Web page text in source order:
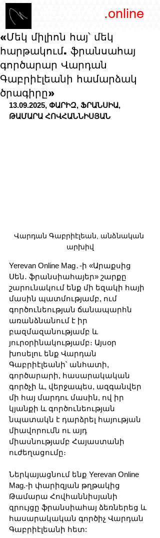
.online
«Մեկ միլիոն հայ՝ մեկ
հարթակում. ֆրանսահայ
գործարար Վարդան
Գաբրիէլեանի համարձակ
ծրագիրը»
13.09.2025, ՓԱՐԻԶ, ՖՐԱՆՍԻԱ,
ԹԱՄԱՐԱ ՀՈՎՀԱՆՆԻՍՅԱՆ
Վարդան Գաբրիէլեան, անձնական
արխիվ
Yerevan Online Mag․-ի «Արաքսից
Սեն․ ֆրանսիահայեր» շարքը
շարունակում ենք մի եզակի հայի
մասին պատմությամբ, ում
գործունեության ճանապարհն
առանձնանում է իր
բազմազանությամբ և
յուրօրինակությամբ։ Այսօր
խոսելու ենք Վարդան
Գաբրիէլեանի՝ անհատի,
գործարարի, հասարակական
գործչի և, վերջապես, ազգանվեր
մի հայ մարդու մասին, ով իր
կյանքի և գործունեության
նպատակն է դարձրել հայության
միավորումն ու այդ
միասնությամբ Հայաստանի
ուժեղացումը։
Ներկայացնում ենք Yerevan Online
Mag.-ի փարիզյան թղթակից
Թամարա Հովհաննիսյանի
զրույցը ֆրանսիահայ ձեռներեց և
հասարակական գործիչ Վարդան
Գաբրիէլեանի հետ: